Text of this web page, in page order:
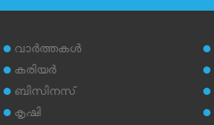
വാര്‍ത്തകള്‍
കരിയര്‍
ബിസിനസ്
കൃഷി